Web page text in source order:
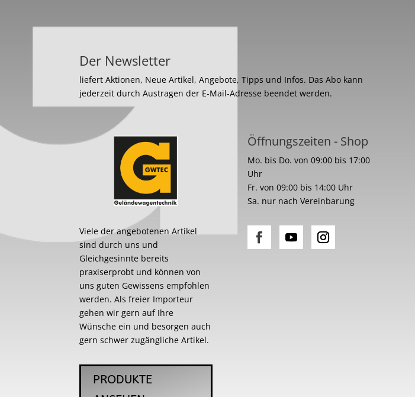
Der Newsletter
liefert Aktionen, Neue Artikel, Angebote, Tipps und Infos. Das Abo kann
jederzeit durch Austragen der E-Mail-Adresse beendet werden.
Viele der angebotenen Artikel
sind durch uns und
Gleichgesinnte bereits
praxiserprobt und können von
uns guten Gewissens empfohlen
werden. Als freier Importeur
gehen wir gern auf Ihre
Wünsche ein und besorgen auch
gern schwer zugängliche Artikel.
PRODUKTE
Öffnungszeiten - Shop
Mo. bis Do. von 09:00 bis 17:00
Uhr
Fr. von 09:00 bis 14:00 Uhr
Sa. nur nach Vereinbarung